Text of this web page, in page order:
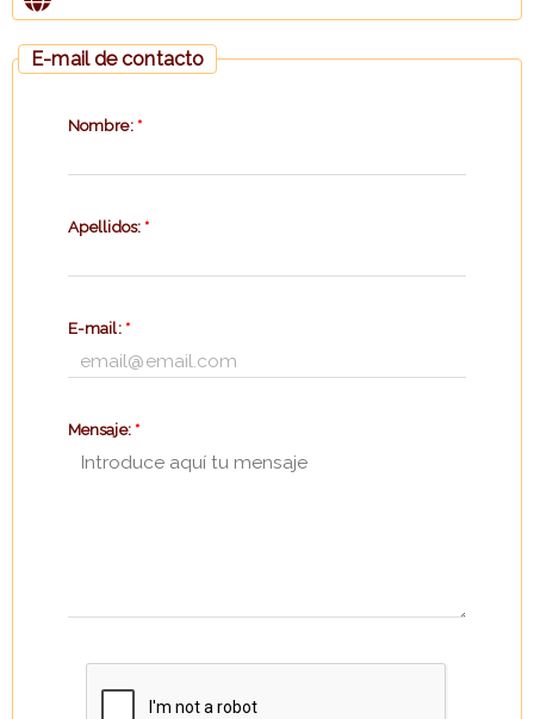
E-mail de contacto
Nombre: *
Apellidos: *
E-mail: *
Mensaje: *